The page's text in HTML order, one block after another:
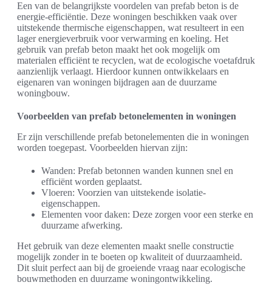
Een van de belangrijkste voordelen van prefab beton is de
energie-efficiëntie. Deze woningen beschikken vaak over
uitstekende thermische eigenschappen, wat resulteert in een
lager energieverbruik voor verwarming en koeling. Het
gebruik van prefab beton maakt het ook mogelijk om
materialen efficiënt te recyclen, wat de ecologische voetafdruk
aanzienlijk verlaagt. Hierdoor kunnen ontwikkelaars en
eigenaren van woningen bijdragen aan de duurzame
woningbouw.
Voorbeelden van prefab betonelementen in woningen
Er zijn verschillende prefab betonelementen die in woningen
worden toegepast. Voorbeelden hiervan zijn:
Wanden: Prefab betonnen wanden kunnen snel en
efficiënt worden geplaatst.
Vloeren: Voorzien van uitstekende isolatie-
eigenschappen.
Elementen voor daken: Deze zorgen voor een sterke en
duurzame afwerking.
Het gebruik van deze elementen maakt snelle constructie
mogelijk zonder in te boeten op kwaliteit of duurzaamheid.
Dit sluit perfect aan bij de groeiende vraag naar ecologische
bouwmethoden en duurzame woningontwikkeling.